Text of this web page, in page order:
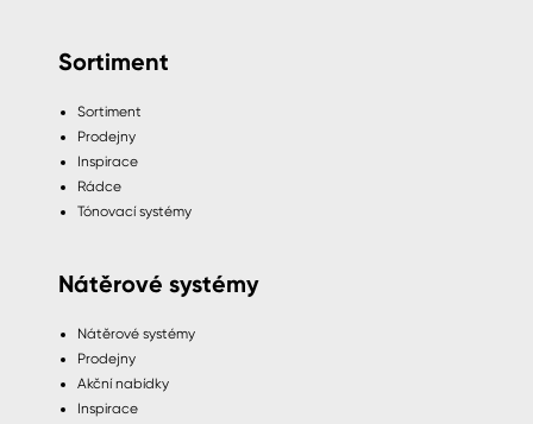
Sortiment
Sortiment
Prodejny
Inspirace
Rádce
Tónovací systémy
Nátěrové systémy
Nátěrové systémy
Prodejny
Akční nabídky
Inspirace